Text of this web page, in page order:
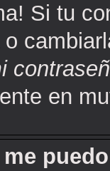
Si tu
en
me